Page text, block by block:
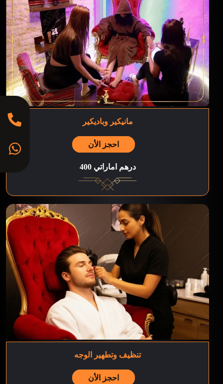
مانيكير وباديكير
احجز الأن
400 درهم اماراتي
تنظيف وتطهير الوجه
احجز الأن